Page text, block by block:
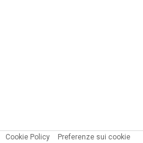
Cookie Policy
Preferenze sui cookie